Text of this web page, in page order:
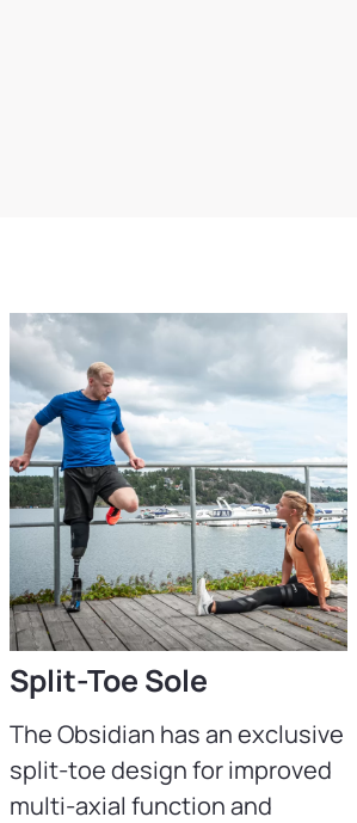
Split-Toe Sole
The Obsidian has an exclusive
split-toe design for improved
multi-axial function and